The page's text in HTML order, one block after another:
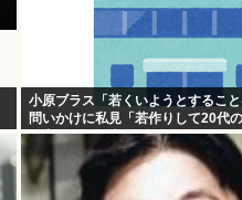
小原ブラス「若くいようとすること
問いかけに私見「若作りして20代
し出すとクソ痛いヤツに…」